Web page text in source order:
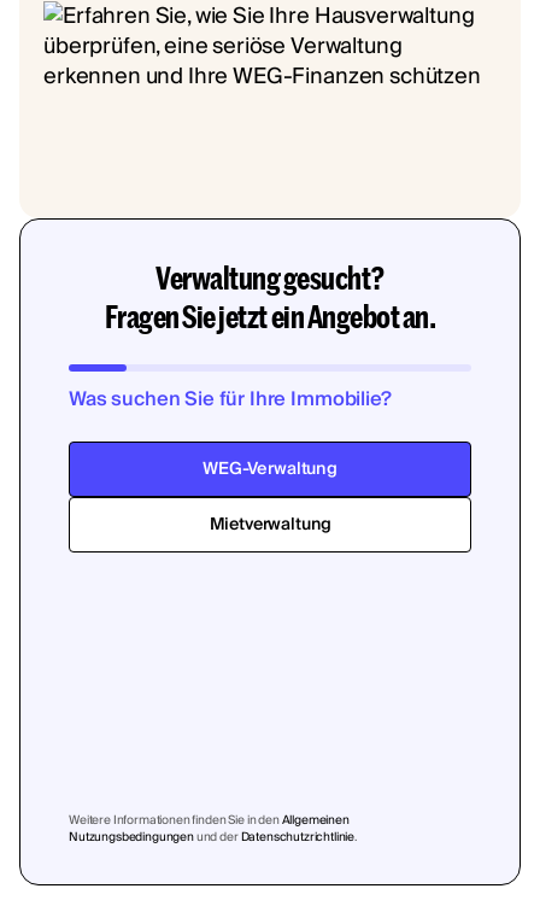
Verwaltung gesucht?
Fragen Sie jetzt ein Angebot an.
Was suchen Sie für Ihre Immobilie?
WEG-Verwaltung
Mietverwaltung
Weitere Informationen finden Sie in denAllgemeinen
Nutzungsbedingungenund derDatenschutzrichtlinie.